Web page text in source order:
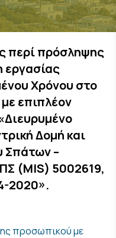
περί πρόσληψης
Χρόνου στο
επιπλέον
Δομή και
Σπάτων –
(MIS) 5002619,
2020».
προσωπικού με